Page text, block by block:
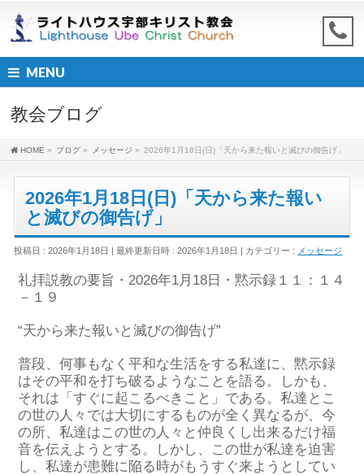
MENU
教会ブログ
HOME » ブログ » メッセージ » 2026年1月18日(日)「天から来た報いと滅びの御告げ」
2026年1月18日(日)「天から来た報い
と滅びの御告げ」
投稿日 : 2026年1月18日 最終更新日時 : 2026年1月18日 カテゴリー : メッセージ
礼拝説教の要旨 ・2026年1月 18 日・黙示録 １ １： １４
－１９
“天から来た報いと滅びの御告げ”
普段、何事もなく平和な生活をする私達に、黙示録
はその平和を打ち破るようなこと を語る。
しかも、
それは 「すぐに起こるべきこと 」 である。私達 とこ
の世の人々 では大切にするものが全く異なるが、今
の所、私達はこの世の人々と仲良くし出来るだけ福
音を伝えようとする。 しかし 、この世が私達を迫害
し、私達が患難に陥る時がもうすぐ来ようと してい